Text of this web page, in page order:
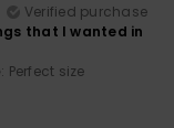
Verified purchase
that I wanted in
: Perfect size